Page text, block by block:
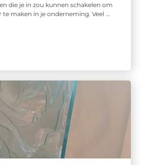
die je in zou kunnen schakelen om
maken in je onderneming. Veel ...